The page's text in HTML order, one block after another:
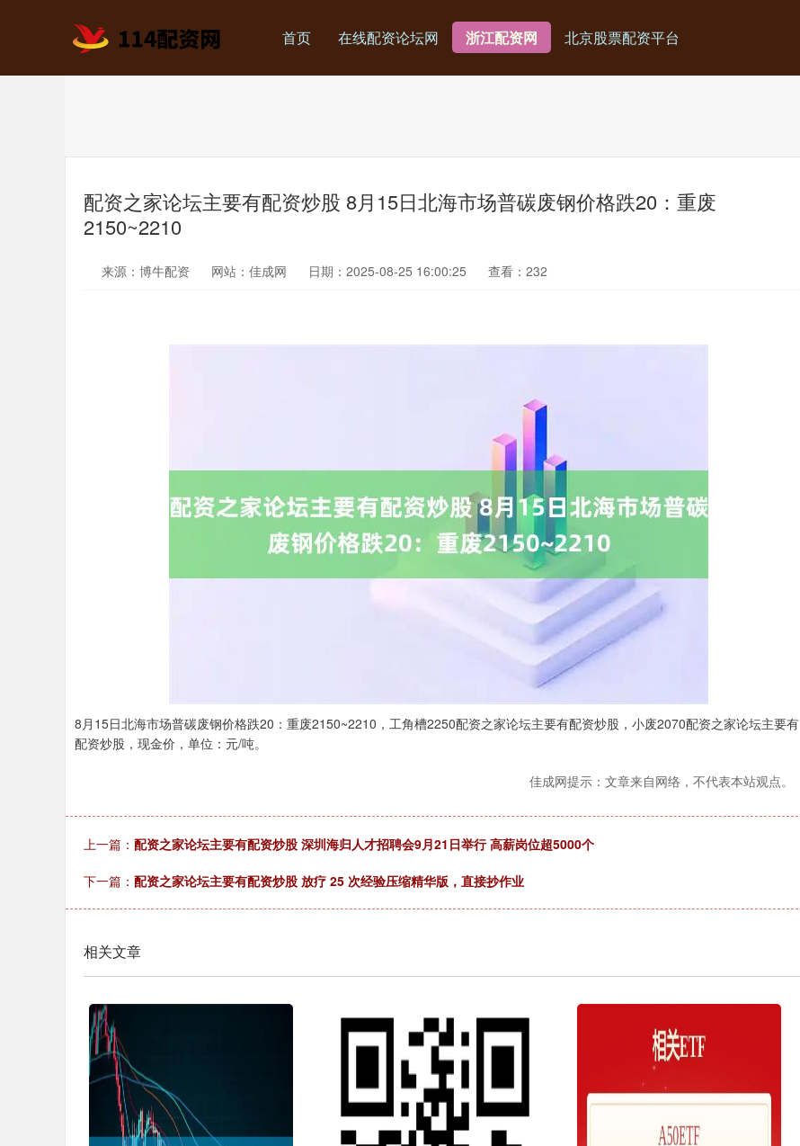
首页 在线配资论坛网 浙江配资网 北京股票配资平台
配资之家论坛主要有配资炒股 8月15日北海市场普碳废钢价格跌20：重废
2150~2210
来源：博牛配资 网站：佳成网 日期：2025-08-25 16:00:25 查看：232
8月15日北海市场普碳废钢价格跌20：重废2150~2210，工角槽2250配资之家论坛主要有配资炒股，小废2070配资之家论坛主要有
配资炒股，现金价，单位：元/吨。
佳成网提示：文章来自网络，不代表本站观点。
上一篇： 配资之家论坛主要有配资炒股 深圳海归人才招聘会9月21日举行 高薪岗位超5000个
下一篇： 配资之家论坛主要有配资炒股 放疗 25 次经验压缩精华版，直接抄作业
相关文章